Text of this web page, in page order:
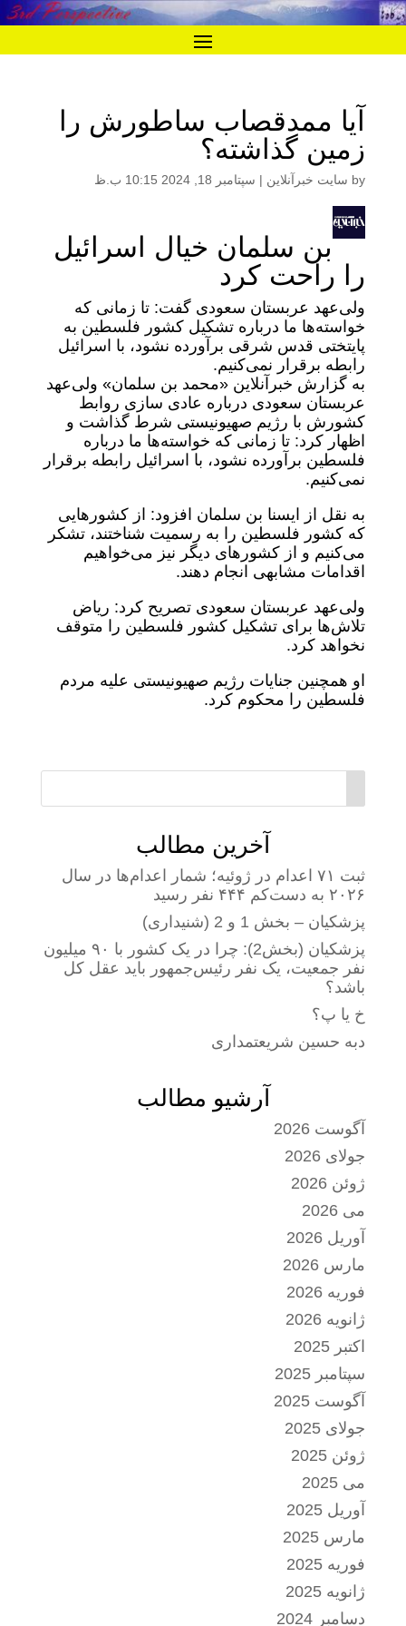
آیا ممدقصاب ساطورش را
زمین گذاشته؟
by سایت خبرآنلاین | سپتامبر 18, 2024 10:15 ب.ظ
بن سلمان خیال اسرائیل
را راحت کرد
ولی‌عهد عربستان سعودی گفت: تا زمانی که
خواسته‌ها ما درباره تشکیل کشور فلسطین به
پایتختی قدس شرقی برآورده نشود، با اسرائیل
رابطه برقرار نمی‌کنیم.
به گزارش خبرآنلاین «محمد بن سلمان» ولی‌عهد
عربستان سعودی درباره عادی سازی روابط
کشورش با رژیم صهیونیستی شرط گذاشت و
اظهار کرد: تا زمانی که خواسته‌ها ما درباره
فلسطین برآورده نشود، با اسرائیل رابطه برقرار
نمی‌کنیم.
به نقل از ایسنا بن سلمان افزود: از کشورهایی
که کشور فلسطین را به رسمیت شناختند، تشکر
می‌کنیم و از کشورهای دیگر نیز می‌خواهیم
اقدامات مشابهی انجام دهند.
ولی‌عهد عربستان سعودی تصریح کرد: ریاض
تلاش‌ها برای تشکیل کشور فلسطین را متوقف
نخواهد کرد.
او همچنین جنایات رژیم صهیونیستی علیه مردم
فلسطین را محکوم کرد.
آخرین مطالب
ثبت ۷۱ اعدام در ژوئیه؛ شمار اعدام‌ها در سال
۲۰۲۶ به دست‌کم ۴۴۴ نفر رسید
پزشکیان – بخش 1 و 2 (شنیداری)
پزشکیان (بخش2): چرا در یک کشور با ۹۰ میلیون
نفر جمعیت، یک نفر رئیس‌جمهور باید عقل کل
باشد؟
خ یا پ؟
دبه حسین شریعتمداری
آرشیو مطالب
آگوست 2026
جولای 2026
ژوئن 2026
می 2026
آوریل 2026
مارس 2026
فوریه 2026
ژانویه 2026
اکتبر 2025
سپتامبر 2025
آگوست 2025
جولای 2025
ژوئن 2025
می 2025
آوریل 2025
مارس 2025
فوریه 2025
ژانویه 2025
دسامبر 2024